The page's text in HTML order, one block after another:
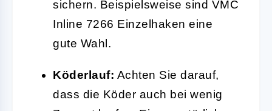
sichern. Beispielsweise sind VMC
Inline 7266 Einzelhaken eine
gute Wahl.
Köderlauf: Achten Sie darauf,
dass die Köder auch bei wenig